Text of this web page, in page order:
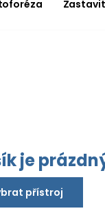
je
přístroj